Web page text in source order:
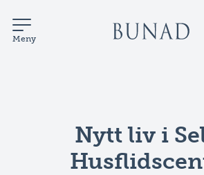
Meny
Nytt liv i